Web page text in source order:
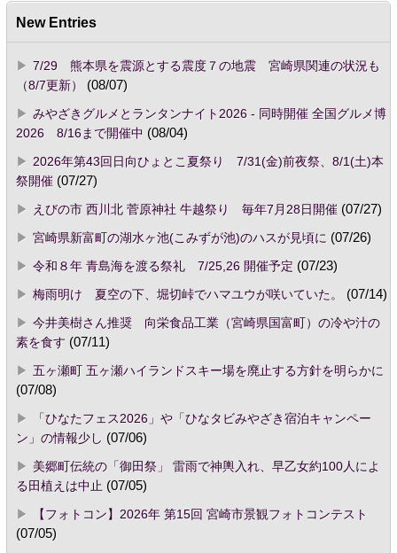
New Entries
7/29 熊本県を震源とする震度７の地震 宮崎県関連の状況も
（8/7更新）
(08/07)
みやざきグルメとランタンナイト2026 - 同時開催 全国グルメ博
2026 8/16まで開催中 (08/04)
2026年第43回日向ひょとこ夏祭り 7/31(金)前夜祭、8/1(土)本
祭開催(07/27)
えびの市 西川北 菅原神社 牛越祭り 毎年7月28日開催(07/27)
宮崎県新富町の湖水ヶ池(こみずが池)のハスが見頃に (07/26)
令和８年 青島海を渡る祭礼 7/25,26 開催予定 (07/23)
梅雨明け 夏空の下、堀切峠でハマユウが咲いていた。
(07/14)
今井美樹さん推奨 向栄食品工業（宮崎県国富町）の冷や汁の
素を食す (07/11)
五ヶ瀬町 五ヶ瀬ハイランドスキー場を廃止する方針を明らかに
(07/08)
「ひなたフェス2026」や「ひなタビみやざき宿泊キャンペー
ン」の情報少し (07/06)
美郷町伝統の「御田祭」 雷雨で神輿入れ、早乙女約100人によ
る田植えは中止 (07/05)
【フォトコン】2026年 第15回 宮崎市景観フォトコンテスト
(07/05)